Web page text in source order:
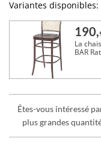
Variantes disponibles:
190,
La
BAR
Êtes-vous intéressé
plus grandes